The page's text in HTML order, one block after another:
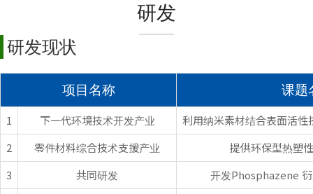
研发
研发现状
项目名称 课题
1 下一代环境技术开发产业
利用纳米素材结合表面活
2
零件材料综合技术支援产业
提供环保型热塑
3
共同研发 开发Phosphazene